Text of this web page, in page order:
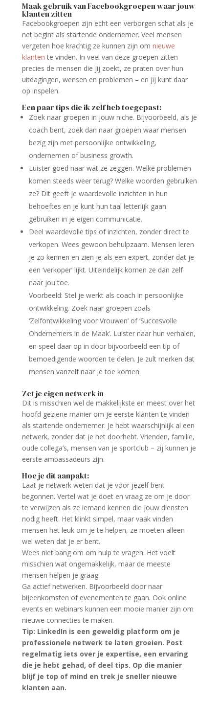
Maak gebruik van Facebookgroepen waar jouw
klanten zitten
Facebookgroepen zijn echt een verborgen schat als je
net begint als startende ondernemer. Veel mensen
vergeten hoe krachtig ze kunnen zijn om nieuwe
klanten te vinden. In veel van deze groepen zitten
precies de mensen die jij zoekt, ze praten over hun
uitdagingen, wensen en problemen – en jij kunt daar
op inspelen.
Een paar tips die ik zelf heb toegepast:
Zoek naar groepen in jouw niche. Bijvoorbeeld, als je
coach bent, zoek dan naar groepen waar mensen
bezig zijn met persoonlijke ontwikkeling,
ondernemen of business growth.
Luister goed naar wat ze zeggen. Welke problemen
komen steeds weer terug? Welke woorden gebruiken
ze? Dit geeft je waardevolle inzichten in hun
behoeftes en je kunt hun taal letterlijk gaan
gebruiken in je eigen communicatie.
Deel waardevolle tips of inzichten, zonder direct te
verkopen. Wees gewoon behulpzaam. Mensen leren
je zo kennen en zien je als een expert, zonder dat je
een ‘verkoper’ lijkt. Uiteindelijk komen ze dan zelf
naar jou toe.
Voorbeeld: Stel je werkt als coach in persoonlijke
ontwikkeling. Zoek naar groepen zoals
‘Zelfontwikkeling voor Vrouwen’ of ‘Succesvolle
Ondernemers in de Maak’. Luister naar hun verhalen,
en speel daar op in door bijvoorbeeld een tip of
bemoedigende woorden te delen. Je zult merken dat
mensen vanzelf naar je toe komen.
Zet je eigen netwerk in
Dit is misschien wel de makkelijkste en meest over het
hoofd geziene manier om je eerste klanten te vinden
als startende ondernemer. Je hebt waarschijnlijk al een
netwerk, zonder dat je het doorhebt. Vrienden, familie,
oude collega’s, mensen van je sportclub – zij kunnen je
eerste ambassadeurs zijn.
Hoe je dit aanpakt:
Laat je netwerk weten dat je voor jezelf bent
begonnen. Vertel wat je doet en vraag ze om je door
te verwijzen als ze iemand kennen die jouw diensten
nodig heeft. Het klinkt simpel, maar vaak vinden
mensen het leuk om je te helpen, ze moeten alleen
wel weten dat je er bent.
Wees niet bang om om hulp te vragen. Het voelt
misschien wat ongemakkelijk, maar de meeste
mensen helpen je graag.
Ga actief netwerken. Bijvoorbeeld door naar
bijeenkomsten of evenementen te gaan. Ook online
events en webinars kunnen een mooie manier zijn om
nieuwe connecties te maken.
Tip: LinkedIn is een geweldig platform om je
professionele netwerk te laten groeien. Post
regelmatig iets over je expertise, een ervaring
die je hebt gehad, of deel tips. Op die manier
blijf je top of mind en trek je sneller nieuwe
klanten aan.